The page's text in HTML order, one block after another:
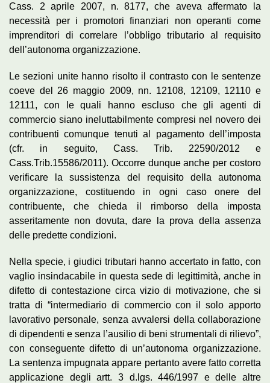
Cass. 2 aprile 2007, n. 8177, che aveva affermato la
necessità per i promotori finanziari non operanti come
imprenditori di correlare l’obbligo tributario al requisito
dell’autonoma organizzazione.
Le sezioni unite hanno risolto il contrasto con le sentenze
coeve del 26 maggio 2009, nn. 12108, 12109, 12110 e
12111, con le quali hanno escluso che gli agenti di
commercio siano ineluttabilmente compresi nel novero dei
contribuenti comunque tenuti al pagamento dell’imposta
(cfr. in seguito, Cass. Trib. 22590/2012 e
Cass.Trib.15586/2011). Occorre dunque anche per costoro
verificare la sussistenza del requisito della autonoma
organizzazione, costituendo in ogni caso onere del
contribuente, che chieda il rimborso della imposta
asseritamente non dovuta, dare la prova della assenza
delle predette condizioni.
Nella specie, i giudici tributari hanno accertato in fatto, con
vaglio insindacabile in questa sede di legittimità, anche in
difetto di contestazione circa vizio di motivazione, che si
tratta di “intermediario di commercio con il solo apporto
lavorativo personale, senza avvalersi della collaborazione
di dipendenti e senza l’ausilio di beni strumentali di rilievo”,
con conseguente difetto di un’autonoma organizzazione.
La sentenza impugnata appare pertanto avere fatto corretta
applicazione degli artt. 3 d.lgs. 446/1997 e delle altre